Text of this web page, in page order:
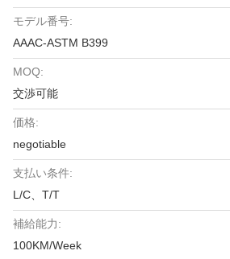
モデル番号:
AAAC-ASTM B399
MOQ:
交渉可能
価格:
negotiable
支払い条件:
L/C、T/T
補給能力:
100KM/Week